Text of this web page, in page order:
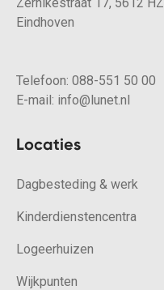
Eindhoven
Telefoon: 088-551 50 00
E-mail: info@lunet.nl
Locaties
Dagbesteding & werk
Kinderdienstencentra
Logeerhuizen
Wijkpunten